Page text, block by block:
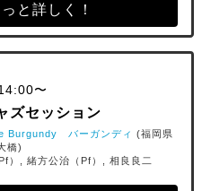
っと詳しく！
〜
ズセッション
Burgundy バーガンディ (福岡県
橋)
）, 緒方公治（Pf）, 相良良二